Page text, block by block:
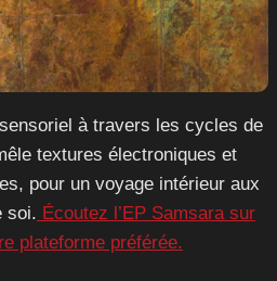
à travers les cycles de
textures électroniques et
pour un voyage intérieur aux
soi. Écoutez l’EP Samsara sur
plateforme préférée.